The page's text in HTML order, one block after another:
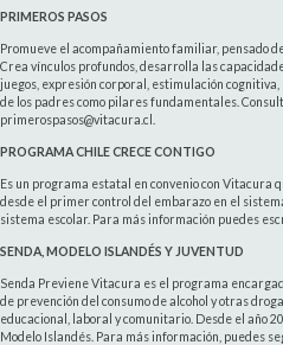
PRIMEROS PASOS
Promueve el acompañamiento familiar, pensado
Crea vínculos profundos, desarrolla las
juegos, expresión corporal, estimulación
de los padres como pilares fundamentales.
primerospasos@vitacura.cl.
PROGRAMA CHILE CRECE CONTIGO
Es un programa estatal en convenio con Vitacura
desde el primer control del embarazo en el
sistema escolar. Para más información puedes
SENDA, MODELO ISLANDÉS Y JUVENTUD
Senda Previene Vitacura es el programa
de prevención del consumo de alcohol y otras
educacional, laboral y comunitario. Desde el año
Modelo Islandés. Para más información, puedes